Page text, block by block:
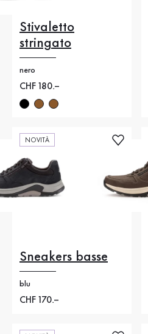
Stivaletto
stringato
nero
Nuovo prezzo
CHF 180.–
NOVITÀ
Sneakers basse
blu
Nuovo prezzo
CHF 170.–